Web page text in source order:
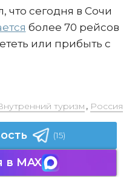
что сегодня в Сочи
более 70 рейсов
или прибыть с
туризм , Россия
(15)
в MAX